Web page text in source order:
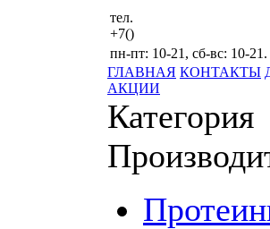
тел.
+7()
пн-пт: 10-21, сб-вс: 10-21.
ГЛАВНАЯ КОНТАКТЫ
АКЦИИ
Категория